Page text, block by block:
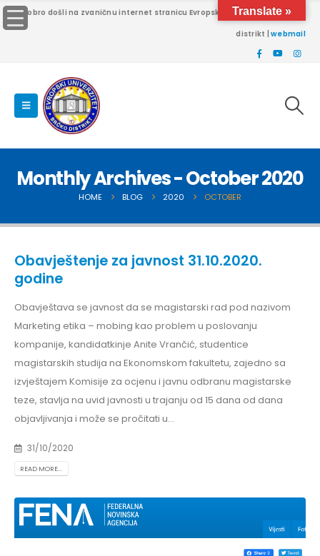
Dobro došli na zvaničnu internet stranicu Evropskog univerziteta Brčko
distrikt |webmail
Monthly Archives - October 2020
HOME BLOG 2020 OCTOBER
Obavještenje za javnost 31.10.2020.
godine
Obavještava se javnost da se magistarski rad pod nazivom
Marketing etika – mobing kao problem u poslovanju
kompanije, kandidatkinje Anite Vrančić, studentice
magistarskih studija na Ekonomskom fakultetu, zajedno sa
izvještajem Komisije za ocjenu i javnu odbranu magistarske
teze, stavlja na uvid javnosti u trajanju od 15 dana od dana
objavljivanja i može se pročitati u...
31/10/2020
READ MORE...
Translate »